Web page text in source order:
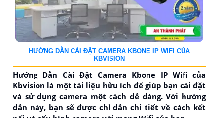
HƯỚNG DẪN CÀI ĐẶT CAMERA KBONE IP WIFI CỦA
KBVISION
Hướng Dẫn Cài Đặt Camera Kbone IP Wifi của
Kbvision là một tài liệu hữu ích để giúp bạn cài đặt
và sử dụng camera một cách dễ dàng. Với hướng
dẫn này, bạn sẽ được chỉ dẫn chi tiết về cách kết